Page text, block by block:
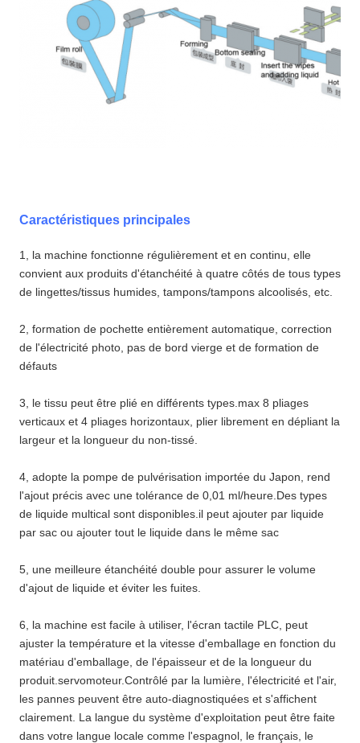
Caractéristiques principales
1, la machine fonctionne régulièrement et en continu, elle
convient aux produits d'étanchéité à quatre côtés de tous types
de lingettes/tissus humides, tampons/tampons alcoolisés, etc.
2, formation de pochette entièrement automatique, correction
de l'électricité photo, pas de bord vierge et de formation de
défauts
3, le tissu peut être plié en différents types.max 8 pliages
verticaux et 4 pliages horizontaux, plier librement en dépliant la
largeur et la longueur du non-tissé.
4, adopte la pompe de pulvérisation importée du Japon, rend
l'ajout précis avec une tolérance de 0,01 ml/heure.Des types
de liquide multical sont disponibles.il peut ajouter par liquide
par sac ou ajouter tout le liquide dans le même sac
5, une meilleure étanchéité double pour assurer le volume
d'ajout de liquide et éviter les fuites.
6, la machine est facile à utiliser, l'écran tactile PLC, peut
ajuster la température et la vitesse d'emballage en fonction du
matériau d'emballage, de l'épaisseur et de la longueur du
produit.servomoteur.Contrôlé par la lumière, l'électricité et l'air,
les pannes peuvent être auto-diagnostiquées et s'affichent
clairement. La langue du système d'exploitation peut être faite
dans votre langue locale comme l'espagnol, le français, le